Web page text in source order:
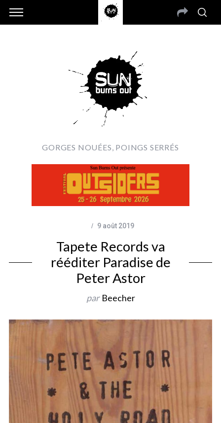
GORGES NOUÉES, POINGS SERRÉS
9 août 2019
Tapete Records va
rééditer Paradise de
Peter Astor
par Beecher